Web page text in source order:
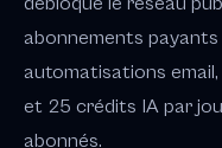
abonnements payants
automatisations
et 25 crédits IA par
abonnés.